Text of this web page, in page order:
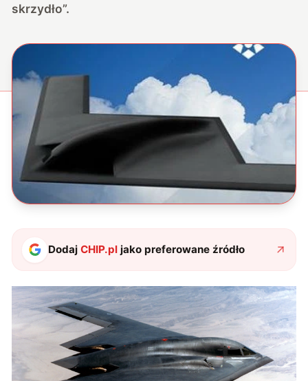
skrzydło”.
DodajCHIP.pl jako preferowane źródło